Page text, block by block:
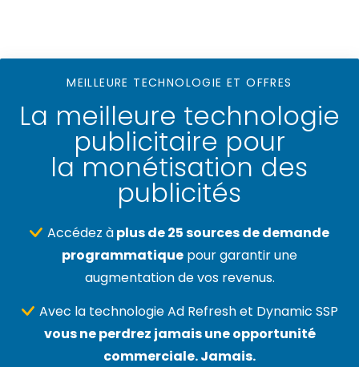
MEILLEURE TECHNOLOGIE ET OFFRES
La meilleure technologie
publicitaire pour
la monétisation des
publicités
Accédez àplus de 25 sources de demande
programmatique pour garantir une
augmentation de vos revenus.
Avec la technologie Ad Refresh et Dynamic SSP
vous ne perdrez jamais une opportunité
commerciale. Jamais.